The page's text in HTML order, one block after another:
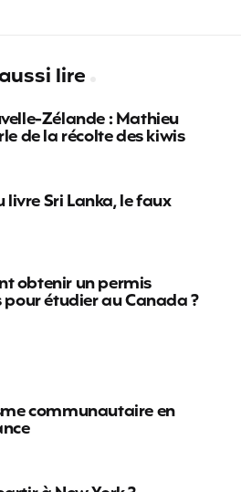
lire
Zélande : Mathieu
de la récolte des kiwis
livre Sri Lanka, le faux
obtenir un permis
pour étudier au Canada ?
communautaire en